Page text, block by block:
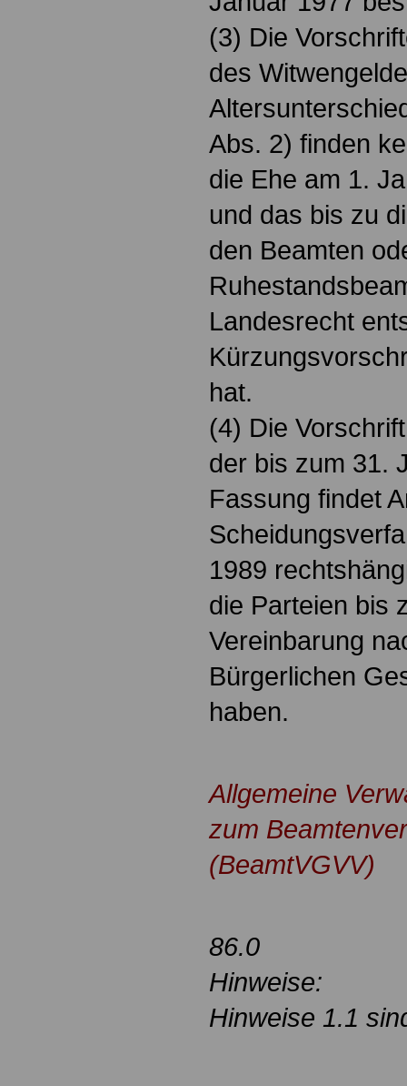
(3) Die
des
Abs. 2) finden
die Ehe am 1.
und das bis zu
den Beamten
Landesrecht
hat.
(4) Die
der bis zum 31.
Fassung findet
1989
die Parteien bis
Vereinbarung
Bürgerlichen
haben.
Allgemeine
zum
(BeamtVGVV)
86.0
Hinweise:
Hinweise 1.1